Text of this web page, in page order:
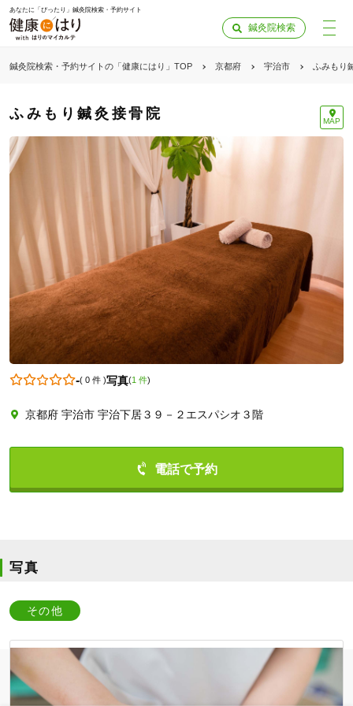
あなたに「ぴったり」鍼灸院検索・予約サイト
鍼灸院検索
鍼灸院検索・予約サイトの「健康にはり」TOP 京都府 宇治市 ふみもり
ふみもり鍼灸接骨院 MAP
-( 0 件)写真(1 件)
京都府 宇治市 宇治下居３９－２エスパシオ３階
写真
その他
「健康にはりを見た」
0774232434